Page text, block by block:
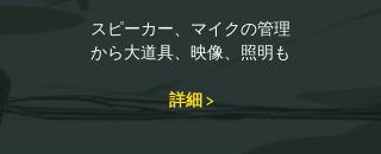
​スピーカー、マイクの管理
から大道具、映像、照明も
詳細 >